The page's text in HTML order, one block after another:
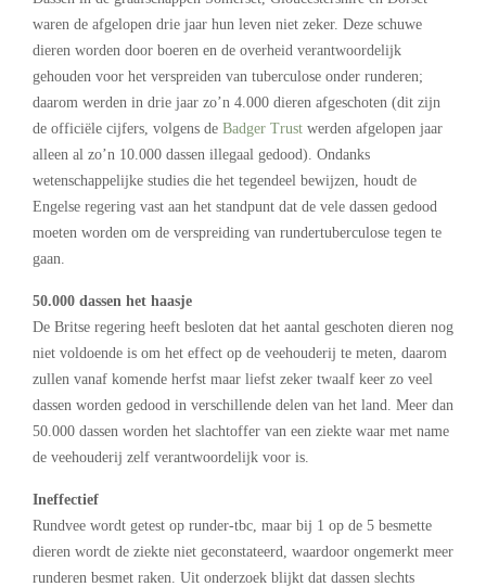
waren de afgelopen drie jaar hun leven niet zeker. Deze schuwe
dieren worden door boeren en de overheid verantwoordelijk
gehouden voor het verspreiden van tuberculose onder runderen;
daarom werden in drie jaar zo’n 4.000 dieren afgeschoten (dit zijn
de officiële cijfers, volgens de Badger Trust werden afgelopen jaar
alleen al zo’n 10.000 dassen illegaal gedood). Ondanks
wetenschappelijke studies die het tegendeel bewijzen, houdt de
Engelse regering vast aan het standpunt dat de vele dassen gedood
moeten worden om de verspreiding van rundertuberculose tegen te
gaan.
50.000 dassen het haasje
De Britse regering heeft besloten dat het aantal geschoten dieren nog
niet voldoende is om het effect op de veehouderij te meten, daarom
zullen vanaf komende herfst maar liefst zeker twaalf keer zo veel
dassen worden gedood in verschillende delen van het land. Meer dan
50.000 dassen worden het slachtoffer van een ziekte waar met name
de veehouderij zelf verantwoordelijk voor is.
Ineffectief
Rundvee wordt getest op runder-tbc, maar bij 1 op de 5 besmette
dieren wordt de ziekte niet geconstateerd, waardoor ongemerkt meer
runderen besmet raken. Uit onderzoek blijkt dat dassen slechts